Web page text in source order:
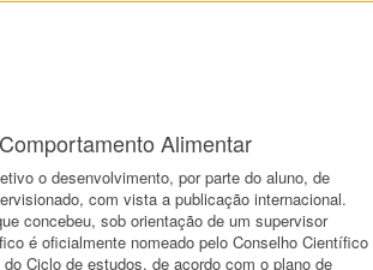
Alimentar
o desenvolvimento, por parte do aluno, de
com vista a publicação internacional.
concebeu, sob orientação de um supervisor
é oficialmente nomeado pelo Conselho Científico
Ciclo de estudos, de acordo com o plano de